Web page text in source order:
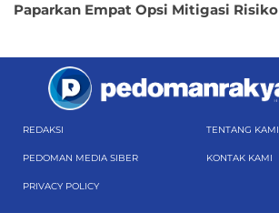
Paparkan Empat Opsi Mitigasi Risiko
REDAKSI TENTANG KAMI
PEDOMAN MEDIA SIBER KONTAK KAMI
PRIVACY POLICY